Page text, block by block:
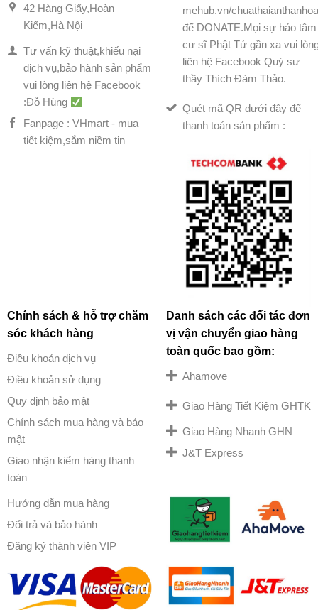
42 Hàng Giấy,Hoàn
Kiếm,Hà Nội
Tư vấn kỹ thuật,khiếu nại
dịch vụ,bảo hành sản phẩm
vui lòng liên hệ Facebook
:Đỗ Hùng
Fanpage : VHmart - mua
tiết kiệm,sắm niềm tin
mehub.vn/
để DONATE.Mọi sự hảo tâm
cư sĩ Phật Tử gần xa vui
liên hệ Facebook Quý sư
thầy Thích Đàm Thảo.
Quét mã QR dưới đây để
thanh toán sản phẩm :
Chính sách & hỗ trợ chăm
sóc khách hàng
Điều khoản dịch vụ
Điều khoản sử dụng
Quy định bảo mật
Chính sách mua hàng và bảo
mật
Giao nhận kiểm hàng thanh
toán
Hướng dẫn mua hàng
Đổi trả và bảo hành
Đăng ký thành viên VIP
Danh sách các đối tác đơn
vị vận chuyển giao hàng
toàn quốc bao gồm:
Ahamove
Giao Hàng Tiết Kiệm GHTK
Giao Hàng Nhanh GHN
J&T Express